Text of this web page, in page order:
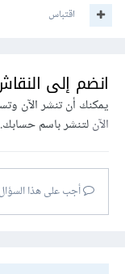
اقتباس
انضم إلى
يمكنك أن تنشر الآن
الآنلتنشر باسم حسابك.
أجب على هذا